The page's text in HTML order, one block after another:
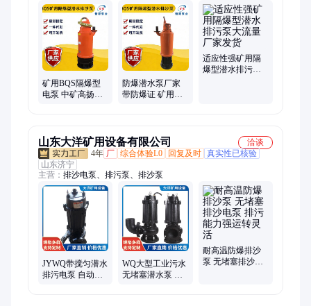
泵、wq污水泵、潜水排沙、气动隔膜泵、潜水排污泵、工程污
水泵、不锈钢污水泵、偏出水污水泵
矿用BQS隔爆型
电泵 中矿高扬程
防爆潜水泵厂家
带防爆证 矿用隔
适应性强矿用隔
爆型潜水排污泵
山东大洋矿用设备有限公司
洽谈
4年 厂 综合体验L0 回复及时 真实性已核验
山东济宁
主营： 排沙电泵、排污泵、排沙泵
JYWQ带搅匀潜水
排污电泵 自动搅
WQ大型工业污水
无堵塞潜水泵 耐
耐高温防爆排沙
泵 无堵塞排沙电